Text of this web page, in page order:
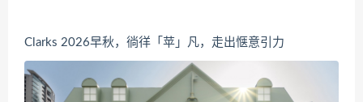
Clarks 2026早秋，徜徉「苹」凡，走出惬意引力